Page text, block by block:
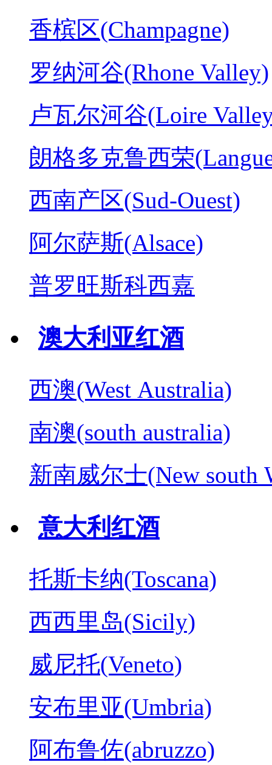
香槟区(Champagne)
罗纳河谷(Rhone Valley)
卢瓦尔河谷(Loire
朗格多克鲁西荣
西南产区(Sud-Ouest)
阿尔萨斯(Alsace)
普罗旺斯科西嘉
澳大利亚红酒
西澳(West Australia)
南澳(south australia)
新南威尔士(New south
意大利红酒
托斯卡纳(Toscana)
西西里岛(Sicily)
威尼托(Veneto)
安布里亚(Umbria)
阿布鲁佐(abruzzo)